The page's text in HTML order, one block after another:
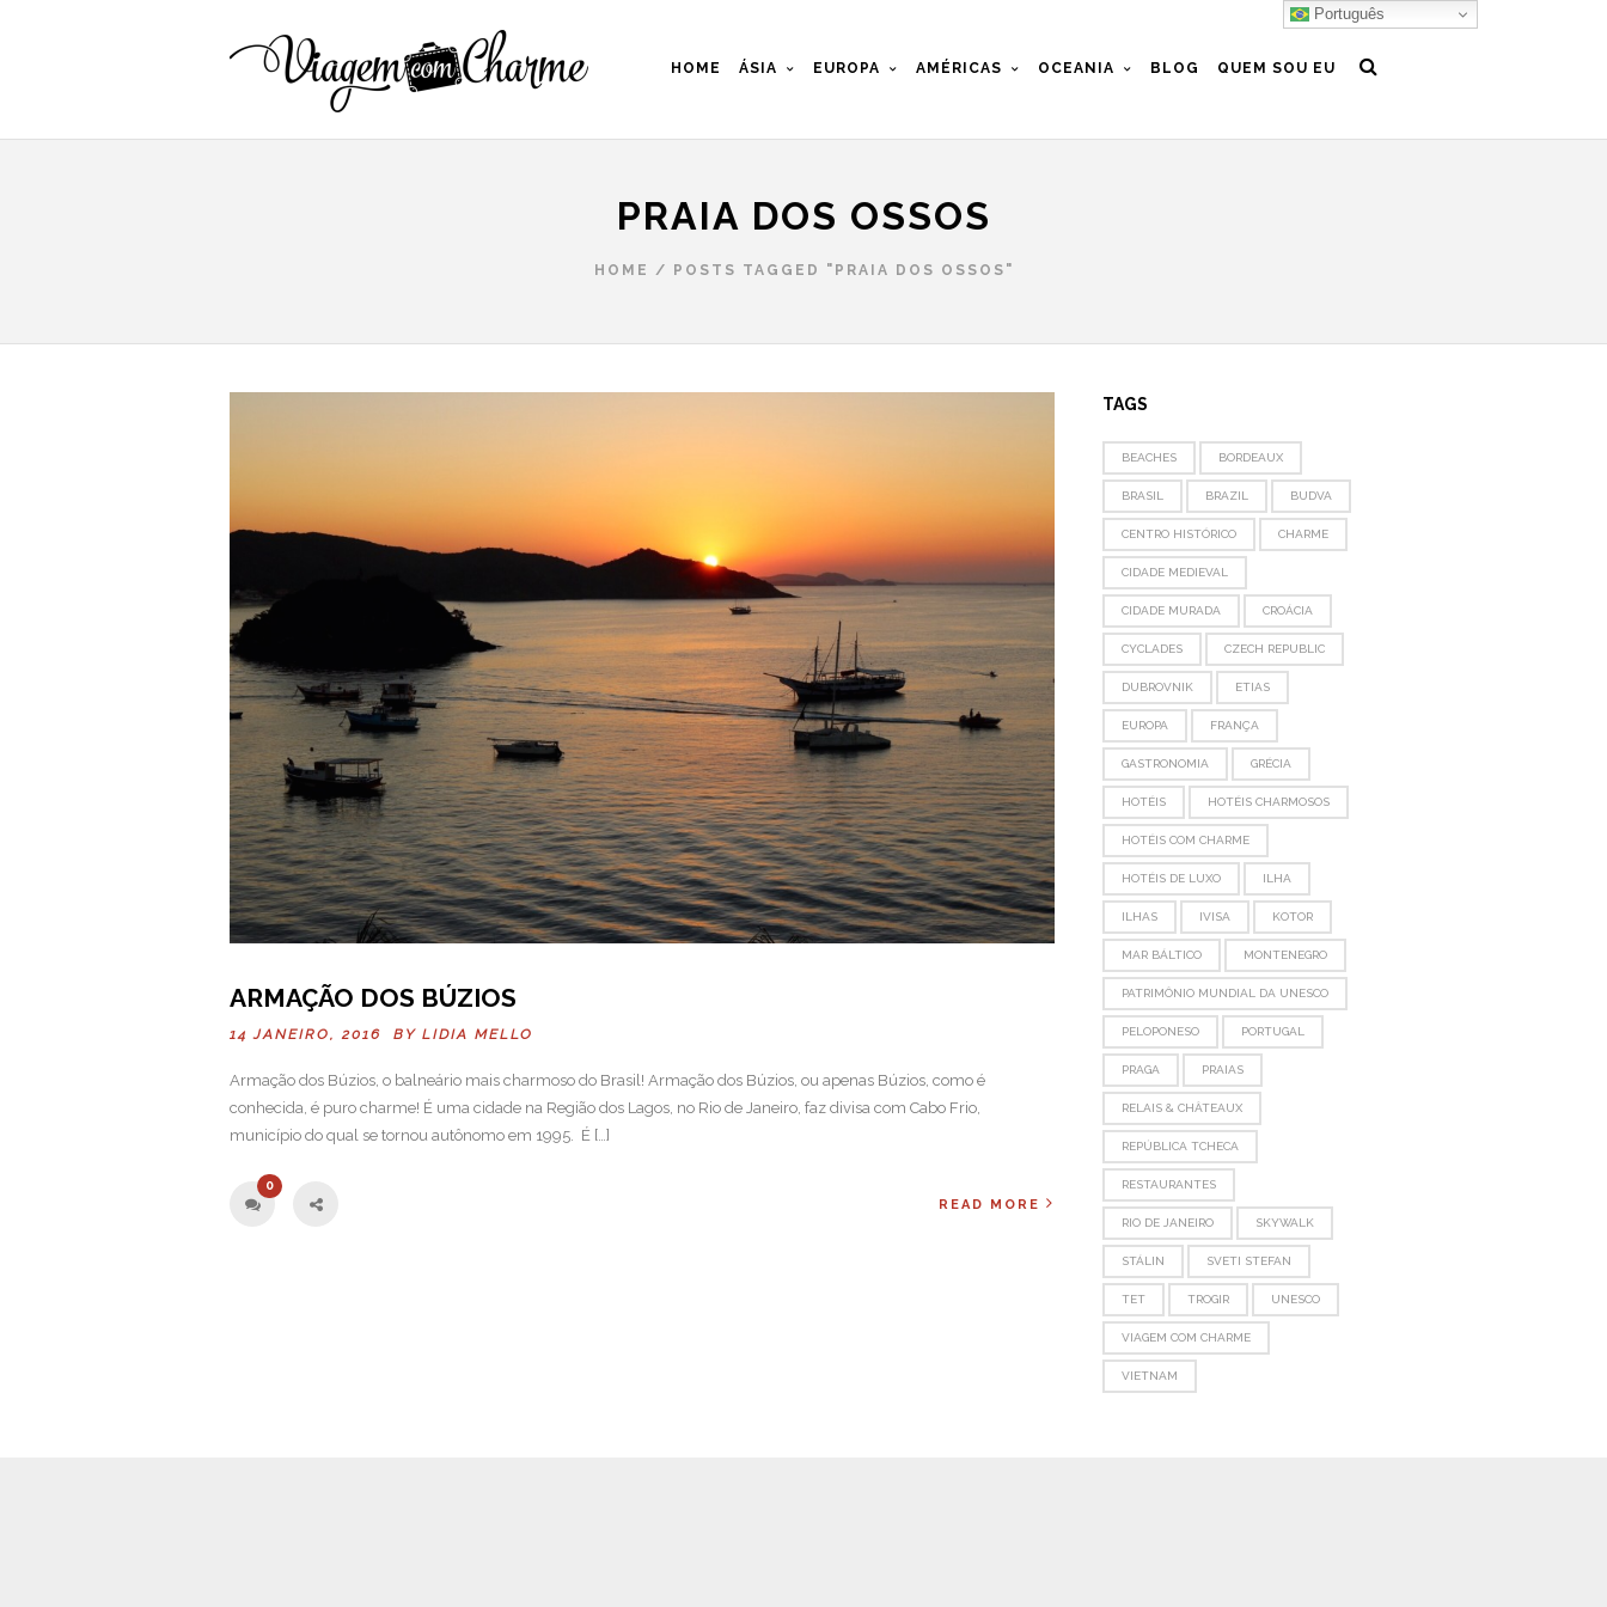
HOME ÁSIA EUROPA AMÉRICAS OCEANIA BLOG QUEM SOU EU
PRAIA DOS OSSOS
HOME / POSTS TAGGED "PRAIA DOS OSSOS"
ARMAÇÃO DOS BÚZIOS
14 JANEIRO, 2016 BY LIDIA MELLO
Armação dos Búzios, o balneário mais charmoso do Brasil! Armação dos Búzios, ou apenas Búzios, como é
conhecida, é puro charme! É uma cidade na Região dos Lagos, no Rio de Janeiro, faz divisa com Cabo Frio,
município do qual se tornou autônomo em 1995. É […]
0
READ MORE
TAGS
BEACHES BORDEAUX
BRASIL BRAZIL BUDVA
CENTRO HISTÓRICO CHARME
CIDADE MEDIEVAL
CIDADE MURADA CROÁCIA
CYCLADES CZECH REPUBLIC
DUBROVNIK ETIAS
EUROPA FRANÇA
GASTRONOMIA GRÉCIA
HOTÉIS HOTÉIS CHARMOSOS
HOTÉIS COM CHARME
HOTÉIS DE LUXO ILHA
ILHAS IVISA KOTOR
MAR BÁLTICO MONTENEGRO
PATRIMÔNIO MUNDIAL DA UNESCO
PELOPONESO PORTUGAL
PRAGA PRAIAS
RELAIS & CHÂTEAUX
REPÚBLICA TCHECA
RESTAURANTES
RIO DE JANEIRO SKYWALK
STÁLIN SVETI STEFAN
TET TROGIR UNESCO
VIAGEM COM CHARME
VIETNAM
Português